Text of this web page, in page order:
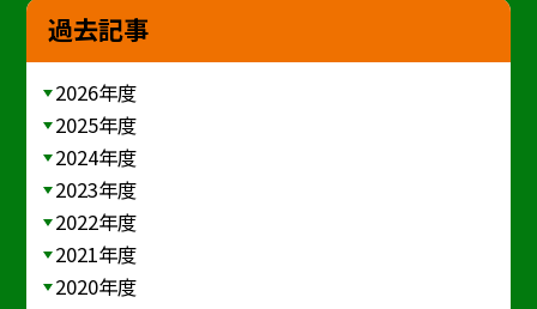
過去記事
2026年度
2025年度
2024年度
2023年度
2022年度
2021年度
2020年度